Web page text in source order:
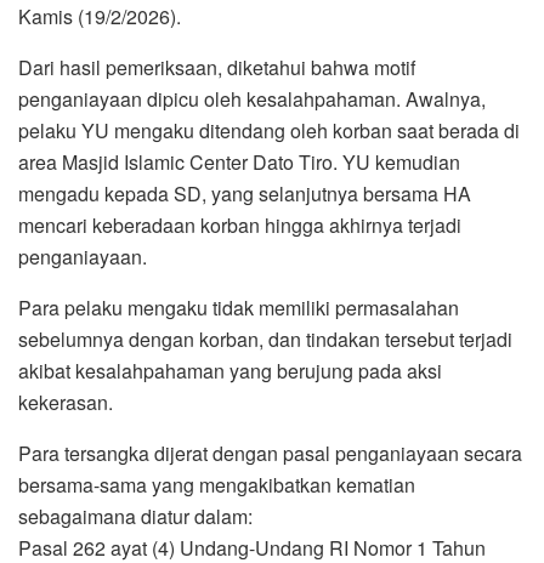
Kamis (19/2/2026).
Dari hasil pemeriksaan, diketahui bahwa motif
penganiayaan dipicu oleh kesalahpahaman. Awalnya,
pelaku YU mengaku ditendang oleh korban saat berada di
area Masjid Islamic Center Dato Tiro. YU kemudian
mengadu kepada SD, yang selanjutnya bersama HA
mencari keberadaan korban hingga akhirnya terjadi
penganiayaan.
Para pelaku mengaku tidak memiliki permasalahan
sebelumnya dengan korban, dan tindakan tersebut terjadi
akibat kesalahpahaman yang berujung pada aksi
kekerasan.
Para tersangka dijerat dengan pasal penganiayaan secara
bersama-sama yang mengakibatkan kematian
sebagaimana diatur dalam:
Pasal 262 ayat (4) Undang-Undang RI Nomor 1 Tahun